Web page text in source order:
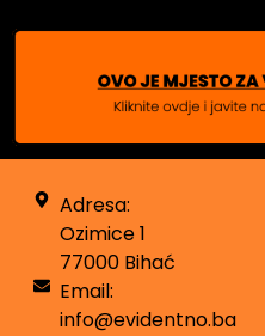
Adresa:
Ozimice 1
77000 Bihać
Email:
info@evidentno.ba